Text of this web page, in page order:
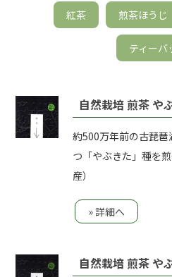
紅茶 煎茶ほうじ
ティーバ
自然栽培 煎茶 や
約500万年前の古琵
つ「やぶきた」種を
産）
» 詳細へ
自然栽培 煎茶 や